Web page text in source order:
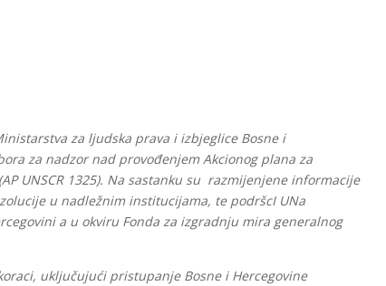
za ljudska prava i izbjeglice Bosne i
za nadzor nad provođenjem Akcionog plana za
UNSCR 1325). Na sastanku su razmijenjene informacije
u nadležnim institucijama, te podršcI UNa
a u okviru Fonda za izgradnju mira generalnog
uključujući pristupanje Bosne i Hercegovine